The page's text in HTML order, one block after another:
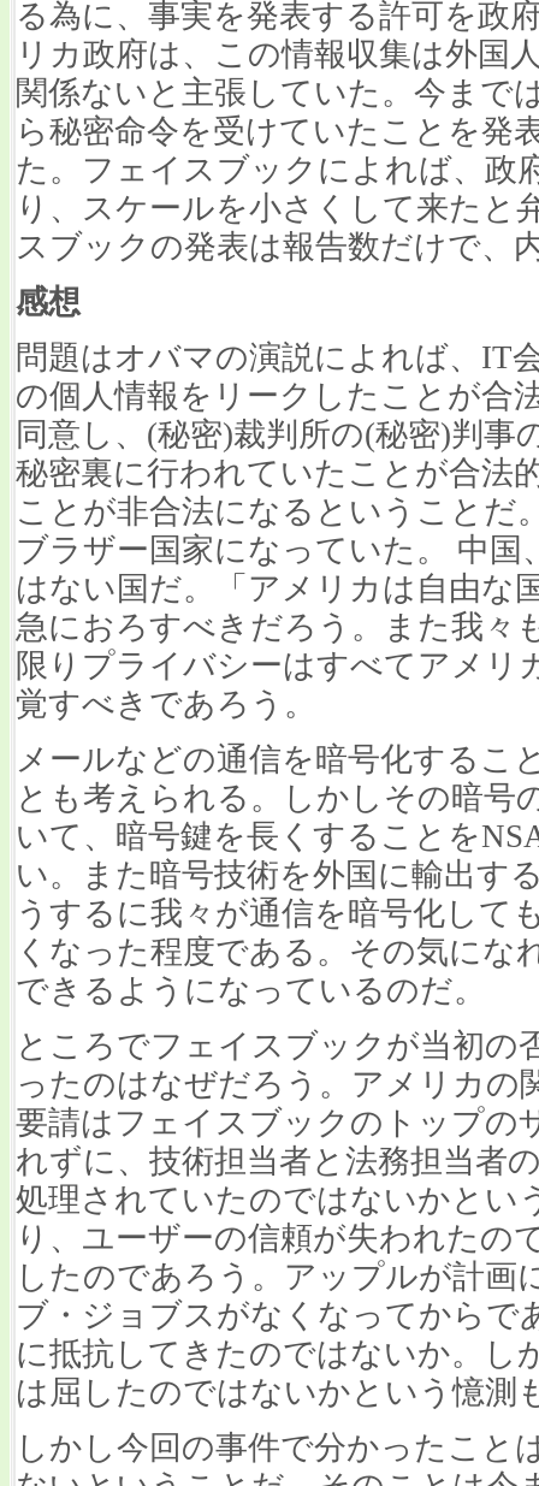
る為に、事実を発表する許可を政
リカ政府は、この情報収集は外国
関係ないと主張していた。今まで
ら秘密命令を受けていたことを発
た。フェイスブックによれば、政
り、スケールを小さくして来たと
スブックの発表は報告数だけで、
感想
問題はオバマの演説によれば、IT
の個人情報をリークしたことが合
同意し、(秘密)裁判所の(秘密)判事
秘密裏に行われていたことが合法
ことが非合法になるということだ
ブラザー国家になっていた。 中
はない国だ。「アメリカは自由な
急におろすべきだろう。また我々
限りプライバシーはすべてアメリ
覚すべきであろう。
メールなどの通信を暗号化するこ
とも考えられる。しかしその暗号
いて、暗号鍵を長くすることを
い。また暗号技術を外国に輸出す
うするに我々が通信を暗号化して
くなった程度である。その気にな
できるようになっているのだ。
ところでフェイスブックが当初の
ったのはなぜだろう。アメリカの
要請はフェイスブックのトップの
れずに、技術担当者と法務担当者
処理されていたのではないかとい
り、ユーザーの信頼が失われたの
したのであろう。アップルが計画
ブ・ジョブスがなくなってからで
に抵抗してきたのではないか。し
は屈したのではないかという憶測
しかし今回の事件で分かったこと